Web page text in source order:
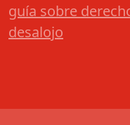
guía sobre
desalojo